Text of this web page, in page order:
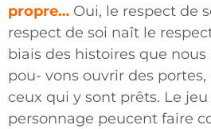
propre… Oui, le respect de
respect de soi naît le
biais des histoires que
pou- vons ouvrir des
ceux qui y sont prêts. Le jeu
personnage peucent faire